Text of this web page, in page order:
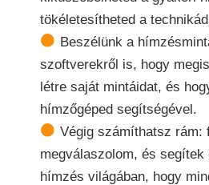
tökéletesítheted a
Beszélünk a
szoftverekről is, hogy
létre saját mintáidat, és
hímzőgéped segítségével.
Végig számíthatsz rám:
megválaszolom, és segítek
hímzés világában, hogy